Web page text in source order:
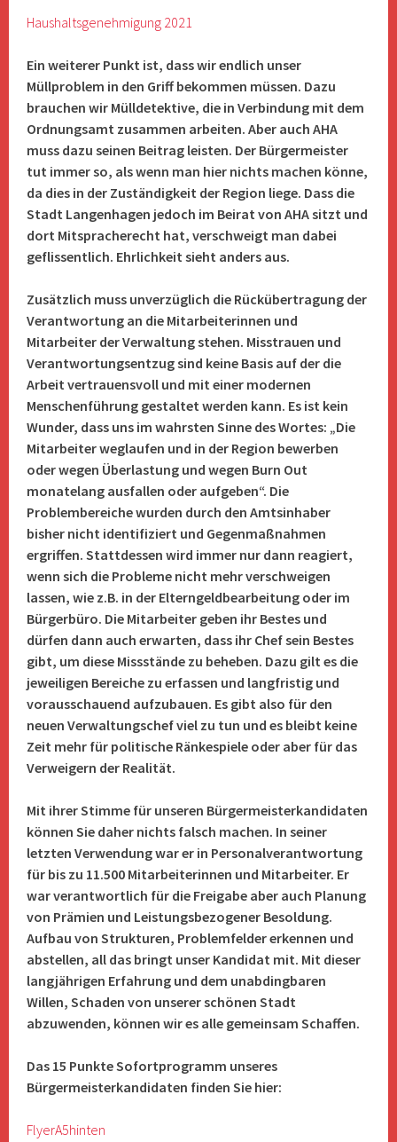
Haushaltsgenehmigung 2021
Ein weiterer Punkt ist, dass wir endlich unser
Müllproblem in den Griff bekommen müssen. Dazu
brauchen wir Mülldetektive, die in Verbindung mit dem
Ordnungsamt zusammen arbeiten. Aber auch AHA
muss dazu seinen Beitrag leisten. Der Bürgermeister
tut immer so, als wenn man hier nichts machen könne,
da dies in der Zuständigkeit der Region liege. Dass die
Stadt Langenhagen jedoch im Beirat von AHA sitzt und
dort Mitspracherecht hat, verschweigt man dabei
geflissentlich. Ehrlichkeit sieht anders aus.
Zusätzlich muss unverzüglich die Rückübertragung der
Verantwortung an die Mitarbeiterinnen und
Mitarbeiter der Verwaltung stehen. Misstrauen und
Verantwortungsentzug sind keine Basis auf der die
Arbeit vertrauensvoll und mit einer modernen
Menschenführung gestaltet werden kann. Es ist kein
Wunder, dass uns im wahrsten Sinne des Wortes: „Die
Mitarbeiter weglaufen und in der Region bewerben
oder wegen Überlastung und wegen Burn Out
monatelang ausfallen oder aufgeben“. Die
Problembereiche wurden durch den Amtsinhaber
bisher nicht identifiziert und Gegenmaßnahmen
ergriffen. Stattdessen wird immer nur dann reagiert,
wenn sich die Probleme nicht mehr verschweigen
lassen, wie z.B. in der Elterngeldbearbeitung oder im
Bürgerbüro. Die Mitarbeiter geben ihr Bestes und
dürfen dann auch erwarten, dass ihr Chef sein Bestes
gibt, um diese Missstände zu beheben. Dazu gilt es die
jeweiligen Bereiche zu erfassen und langfristig und
vorausschauend aufzubauen. Es gibt also für den
neuen Verwaltungschef viel zu tun und es bleibt keine
Zeit mehr für politische Ränkespiele oder aber für das
Verweigern der Realität.
Mit ihrer Stimme für unseren Bürgermeisterkandidaten
können Sie daher nichts falsch machen. In seiner
letzten Verwendung war er in Personalverantwortung
für bis zu 11.500 Mitarbeiterinnen und Mitarbeiter. Er
war verantwortlich für die Freigabe aber auch Planung
von Prämien und Leistungsbezogener Besoldung.
Aufbau von Strukturen, Problemfelder erkennen und
abstellen, all das bringt unser Kandidat mit. Mit dieser
langjährigen Erfahrung und dem unabdingbaren
Willen, Schaden von unserer schönen Stadt
abzuwenden, können wir es alle gemeinsam Schaffen.
Das 15 Punkte Sofortprogramm unseres
Bürgermeisterkandidaten finden Sie hier:
FlyerA5hinten